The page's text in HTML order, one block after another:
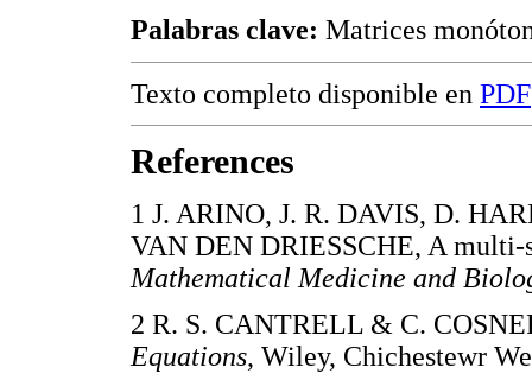
Palabras clave: Matrices
Texto completo disponible en PDF
References
1 J. ARINO, J. R. DAVIS, D.
VAN DEN DRIESSCHE, A multi-
Mathematical Medicine and
2 R. S. CANTRELL & C.
Equations, Wiley, Chichestewr